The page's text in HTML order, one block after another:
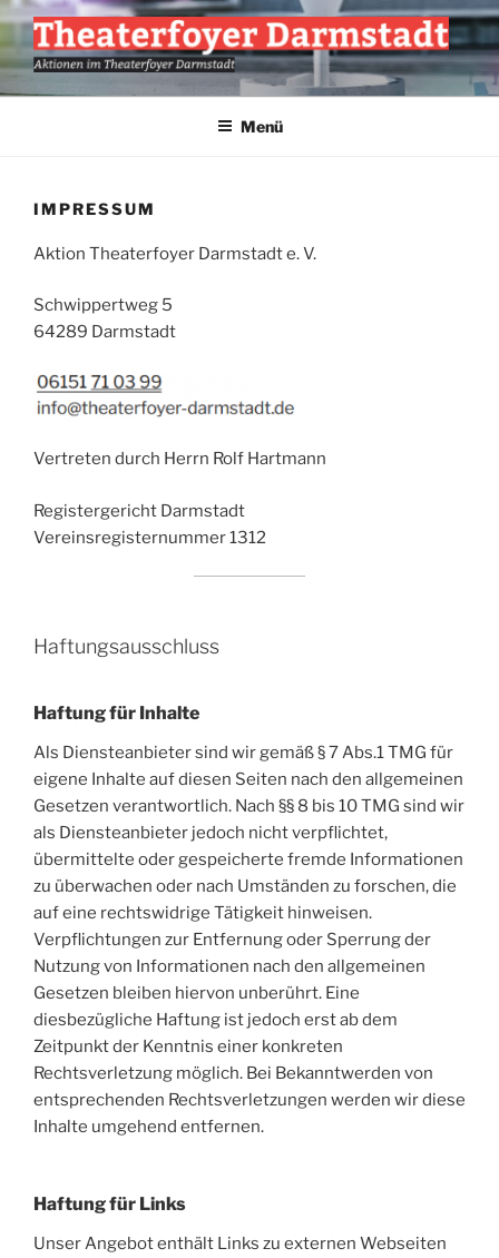
Zum
Inhalt
springen
AKTION THEATERFOYER E.V.
Veranstaltungen im Theaterfoyer Darmstadt
Menü
IMPRESSUM
Aktion Theaterfoyer Darmstadt e. V.
Schwippertweg 5
64289 Darmstadt
Vertreten durch Herrn Rolf Hartmann
Registergericht Darmstadt
Vereinsregisternummer 1312
Haftungsausschluss
Haftung für Inhalte
Als Diensteanbieter sind wir gemäß § 7 Abs.1 TMG für
eigene Inhalte auf diesen Seiten nach den allgemeinen
Gesetzen verantwortlich. Nach §§ 8 bis 10 TMG sind wir
als Diensteanbieter jedoch nicht verpflichtet,
übermittelte oder gespeicherte fremde Informationen
zu überwachen oder nach Umständen zu forschen, die
auf eine rechtswidrige Tätigkeit hinweisen.
Verpflichtungen zur Entfernung oder Sperrung der
Nutzung von Informationen nach den allgemeinen
Gesetzen bleiben hiervon unberührt. Eine
diesbezügliche Haftung ist jedoch erst ab dem
Zeitpunkt der Kenntnis einer konkreten
Rechtsverletzung möglich. Bei Bekanntwerden von
entsprechenden Rechtsverletzungen werden wir diese
Inhalte umgehend entfernen.
Haftung für Links
Unser Angebot enthält Links zu externen Webseiten